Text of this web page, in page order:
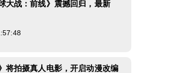
大战：前线》震撼回归，最新
将拍摄真人电影，开启动漫改编